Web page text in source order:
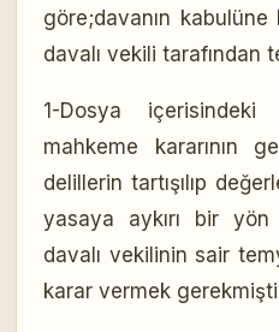
göre;davanın
davalı vekili tarafından
1-Dosya
mahkeme kararının
delillerin tartışılıp
yasaya aykırı bir yön
davalı vekilinin sair
karar vermek